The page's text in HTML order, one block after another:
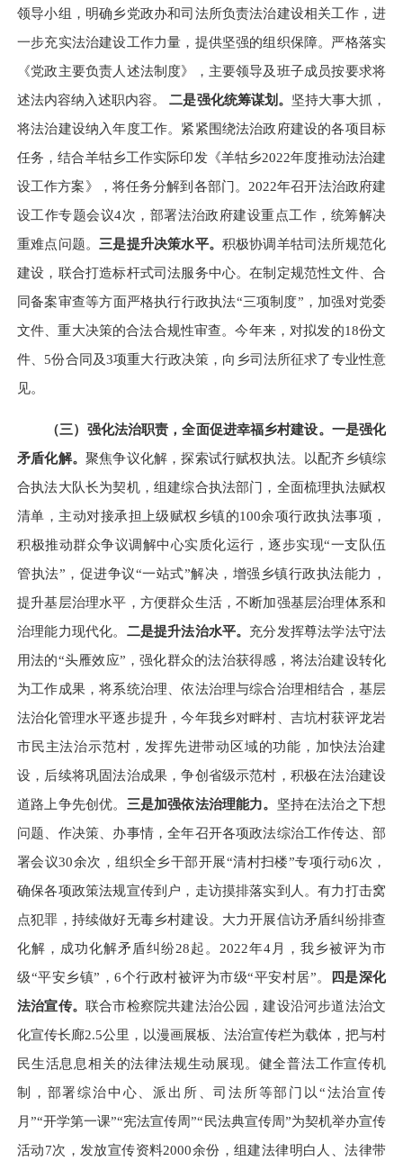
领导小组，明确乡党政办和司法所负责法治建设相关工作，进
一步充实法治建设工作力量，提供坚强的组织保障。严格落实
《党政主要负责人述法制度》，主要领导及班子成员按要求将
述法内容纳入述职内容。二是强化统筹谋划。 坚持大事大抓，
将法治建设纳入年度工作。紧紧围绕法治政府建设的各项目标
任务，结合羊牯乡工作实际印发《羊牯乡2022年度推动法治建
设工作方案》，将任务分解到各部门。2022年召开法治政府建
设工作专题会议4次，部署法治政府建设重点工作，统筹解决
重难点问题。 三是提升决策水平。 积极协调羊牯司法所规范化
建设，联合打造标杆式司法服务中心。在制定规范性文件、合
同备案审查等方面严格执行行政执法“三项制度”，加强对党委
文件、重大决策的合法合规性审查。今年来，对拟发的18份文
件、5份合同及3项重大行政决策，向乡司法所征求了专业性意
见。
（三）强化法治职责，全面促进幸福乡村建设。 一是强化
矛盾化解。 聚焦争议化解，探索试行赋权执法。以配齐乡镇综
合执法大队长为契机，组建综合执法部门，全面梳理执法赋权
清单，主动对接承担上级赋权乡镇的100余项行政执法事项，
积极推动群众争议调解中心实质化运行，逐步实现“一支队伍
管执法”，促进争议“一站式”解决，增强乡镇行政执法能力，
提升基层治理水平，方便群众生活，不断加强基层治理体系和
治理能力现代化。 二是提升法治水平。 充分发挥尊法学法守法
用法的“头雁效应”，强化群众的法治获得感，将法治建设转化
为工作成果，将系统治理、依法治理与综合治理相结合，基层
法治化管理水平逐步提升，今年我乡对畔村、吉坑村获评龙岩
市民主法治示范村，发挥先进带动区域的功能，加快法治建
设，后续将巩固法治成果，争创省级示范村，积极在法治建设
道路上争先创优。 三是加强依法治理能力。 坚持在法治之下想
问题、作决策、办事情，全年召开各项政法综治工作传达、部
署会议30余次，组织全乡干部开展“清村扫楼”专项行动6次，
确保各项政策法规宣传到户，走访摸排落实到人。有力打击窝
点犯罪，持续做好无毒乡村建设。大力开展信访矛盾纠纷排查
化解，成功化解矛盾纠纷28起。 2022年4 月，我乡被评为市
级“平安乡镇”， 6个行政村被评为市级“平安村居”。 四是深化
法治宣传。 联合市检察院共建法治公园，建设沿河步道法治文
化宣传长廊2.5公里， 以漫画展板、法治宣传栏为载体，把与村
民生活息息相关的法律法规生动展现。健全普法工作宣传机
制，部署综治中心、派出所、司法所等部门以 “法治宣传
月”“开学第一课”“宪法宣传周”“民法典宣传周”为契机举办宣传
活动7次，发放宣传资料2000余份，组建法律明白人、法律带